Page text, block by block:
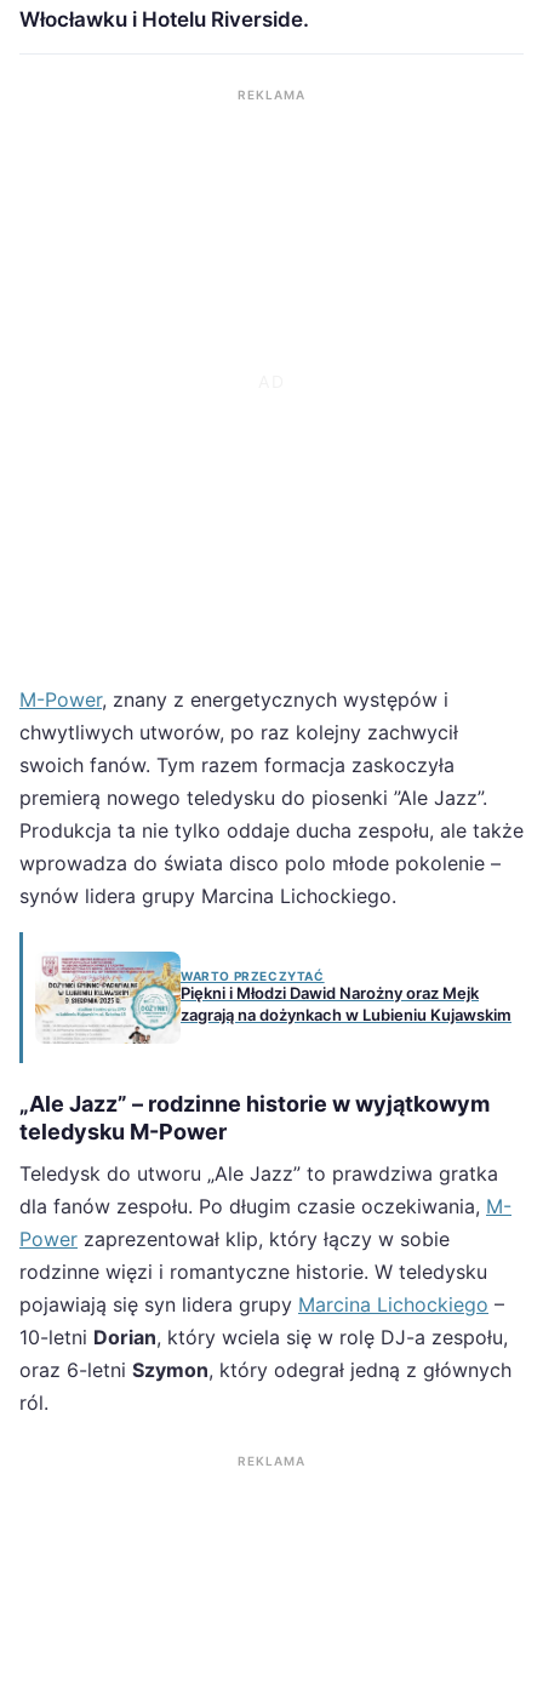
Włocławku i Hotelu Riverside.
REKLAMA
M-Power, znany z energetycznych występów i
chwytliwych utworów, po raz kolejny zachwycił
swoich fanów. Tym razem formacja zaskoczyła
premierą nowego teledysku do piosenki ”Ale Jazz”.
Produkcja ta nie tylko oddaje ducha zespołu, ale także
wprowadza do świata disco polo młode pokolenie –
synów lidera grupy Marcina Lichockiego.
WARTO PRZECZYTAĆ
Piękni i Młodzi Dawid Narożny oraz Mejk
zagrają na dożynkach w Lubieniu Kujawskim
„Ale Jazz” – rodzinne historie w wyjątkowym
teledysku M-Power
Teledysk do utworu „Ale Jazz” to prawdziwa gratka
dla fanów zespołu. Po długim czasie oczekiwania, M-
Power zaprezentował klip, który łączy w sobie
rodzinne więzi i romantyczne historie. W teledysku
pojawiają się syn lidera grupy Marcina Lichockiego –
10-letni Dorian, który wciela się w rolę DJ-a zespołu,
oraz 6-letni Szymon, który odegrał jedną z głównych
ról.
REKLAMA